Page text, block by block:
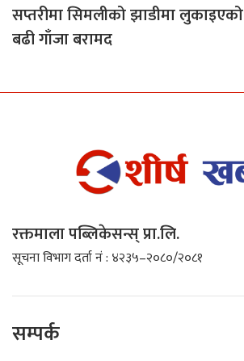
सप्तरीमा सिमलीको झाडीमा
बढी गाँजा बरामद
रक्तमाला पब्लिकेसन्स् प्रा.लि.
सूचना विभाग दर्ता नं : ४२३५–२०८०/२०८१
सम्पर्क